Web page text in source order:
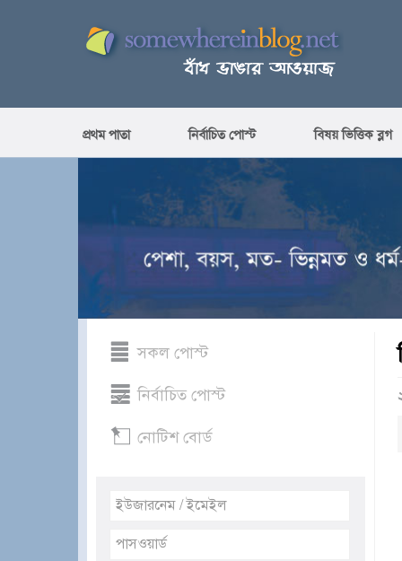
প্রথম পাতা নির্বাচিত পোস্ট বিষয় ভিত্তিক ব্লগ
সকল পোস্ট
নির্বাচিত পোস্ট
নোটিশ বোর্ড